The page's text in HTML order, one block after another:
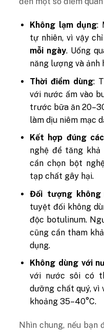
Không lạm dụng:
tự nhiên, vì vậy
mỗi ngày. Uống
năng lượng và
Thời điểm dùng:
với nước ấm vào
trước bữa ăn
làm dịu niêm mạc
Kết hợp đúng
nghệ để tăng khả
cần chọn bột
tạp chất gây hại.
Đối tượng không
tuyệt đối không
độc botulinum.
cũng cần tham
dụng.
Không dùng với
với nước sôi có
dưỡng chất quý, vì
khoảng 35–40°C.
Nhìn chung, nếu bạn